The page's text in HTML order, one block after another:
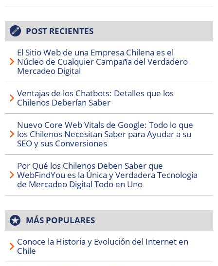
POST RECIENTES
El Sitio Web de una Empresa Chilena es el
Núcleo de Cualquier Campaña del Verdadero
Mercadeo Digital
Ventajas de los Chatbots: Detalles que los
Chilenos Deberían Saber
Nuevo Core Web Vitals de Google: Todo lo que
los Chilenos Necesitan Saber para Ayudar a su
SEO y sus Conversiones
Por Qué los Chilenos Deben Saber que
WebFindYou es la Única y Verdadera Tecnología
de Mercadeo Digital Todo en Uno
MÁS POPULARES
Conoce la Historia y Evolución del Internet en
Chile